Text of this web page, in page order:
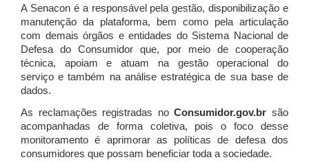
A Senacon é a responsável pela gestão, disponibilização e
manutenção da plataforma, bem como pela articulação
com demais órgãos e entidades do Sistema Nacional de
Defesa do Consumidor que, por meio de cooperação
técnica, apoiam e atuam na gestão operacional do
serviço e também na análise estratégica de sua base de
dados.
As reclamações registradas noConsumidor.gov.br são
acompanhadas de forma coletiva, pois o foco desse
monitoramento é aprimorar as políticas de defesa dos
consumidores que possam beneficiar toda a sociedade.